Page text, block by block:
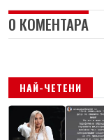
0 КОМЕНТАРА
НАЙ-ЧЕТЕНИ